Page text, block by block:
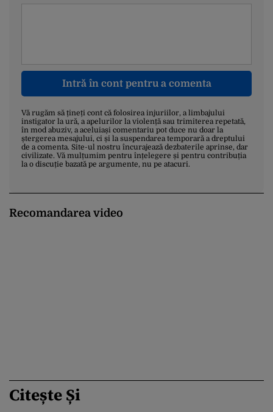
Intră în cont pentru a comenta
Vă rugăm să țineți cont că folosirea injuriilor, a limbajului
instigator la ură, a apelurilor la violență sau trimiterea repetată,
în mod abuziv, a aceluiași comentariu pot duce nu doar la
ștergerea mesajului, ci și la suspendarea temporară a dreptului
de a comenta. Site-ul nostru încurajează dezbaterile aprinse, dar
civilizate. Vă mulțumim pentru înțelegere și pentru contribuția
la o discuție bazată pe argumente, nu pe atacuri.
Recomandarea video
Citește Și